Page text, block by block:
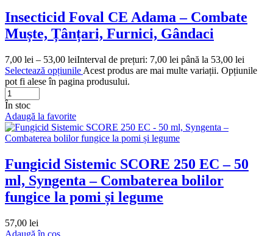
Insecticid Foval CE Adama – Combate
Muște, Țânțari, Furnici, Gândaci
7,00 lei – 53,00 leiInterval de prețuri: 7,00 lei până la 53,00 lei
Selectează opțiunile Acest produs are mai multe variații. Opțiunile
pot fi alese în pagina produsului.
În stoc
Adaugă la favorite
Fungicid Sistemic SCORE 250 EC – 50
ml, Syngenta – Combaterea bolilor
fungice la pomi și legume
57,00 lei
Adaugă în coș